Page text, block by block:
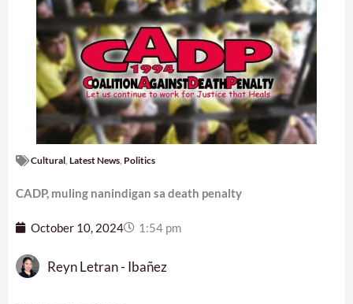
Cultural Latest News Politics
CADP, muling nanindigan sa death penalty
October 10, 2024 1:54 pm
Reyn Letran - Ibañez